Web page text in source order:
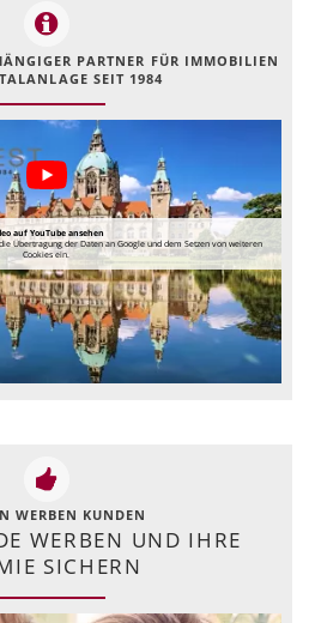
PARTNER FÜR IMMOBILIEN
SEIT 1984
auf YouTube ansehen
Übertragung der Daten an Google und dem Setzen von weiteren
Cookies ein.
WERBEN KUNDEN
WERBEN UND IHRE
SICHERN